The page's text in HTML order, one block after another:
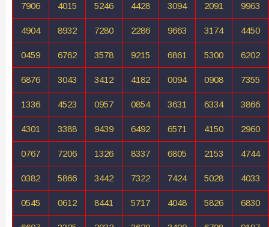
7906 4015 5246 4428 3094 2091 9963
4904 8932 7280 2286 9663 3174 4450
0459 6762 3578 9215 6861 5300 6202
6876 3043 3412 4182 0094 0908 7355
1336 4523 0957 0854 3631 6334 3866
4301 3388 9439 6492 6571 4150 2960
0767 7206 1326 8337 6805 2153 4744
0382 5866 3442 7322 7424 5028 4033
0545 0612 8441 5717 4048 5826 6830